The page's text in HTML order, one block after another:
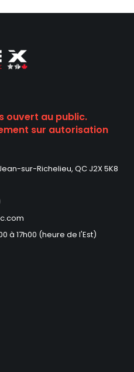
ouvert au public.
sur autorisation
sur-Richelieu, QC J2X 5K8
à 17h00 (heure de l'Est)